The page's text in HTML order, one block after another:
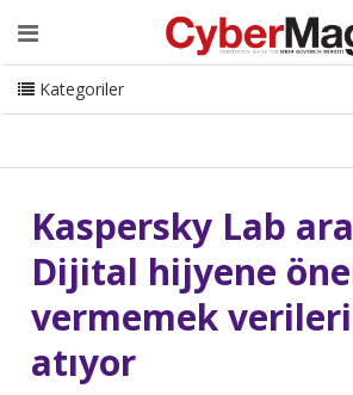
Ana Sayfa Hakkımızda Dergi
Danışmanlık
ISC Turkey Sizden
CyberMag Logo
Kategoriler
Kaspersky Lab
Dijital hijyene
vermemek
atıyor